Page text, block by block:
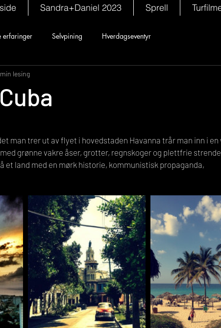
Sandra+Daniel 2023 Sprell
erfaringer Selvpining Hverdagseventyr
lesing
man trer ut av flyet i hovedstaden Havanna trår man inn i en
grønne vakre åser, grotter, regnskoger og plettfrie
et land med en mørk historie, kommunistisk propaganda,